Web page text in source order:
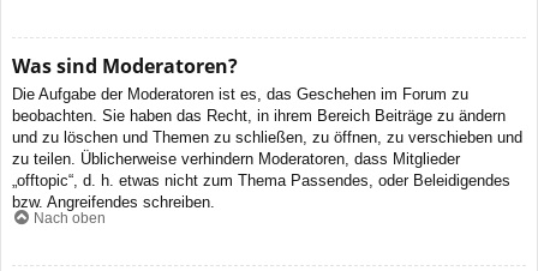
Was sind Moderatoren?
Die Aufgabe der Moderatoren ist es, das Geschehen im Forum zu
beobachten. Sie haben das Recht, in ihrem Bereich Beiträge zu ändern
und zu löschen und Themen zu schließen, zu öffnen, zu verschieben und
zu teilen. Üblicherweise verhindern Moderatoren, dass Mitglieder
„offtopic“, d. h. etwas nicht zum Thema Passendes, oder Beleidigendes
bzw. Angreifendes schreiben.
Nach oben